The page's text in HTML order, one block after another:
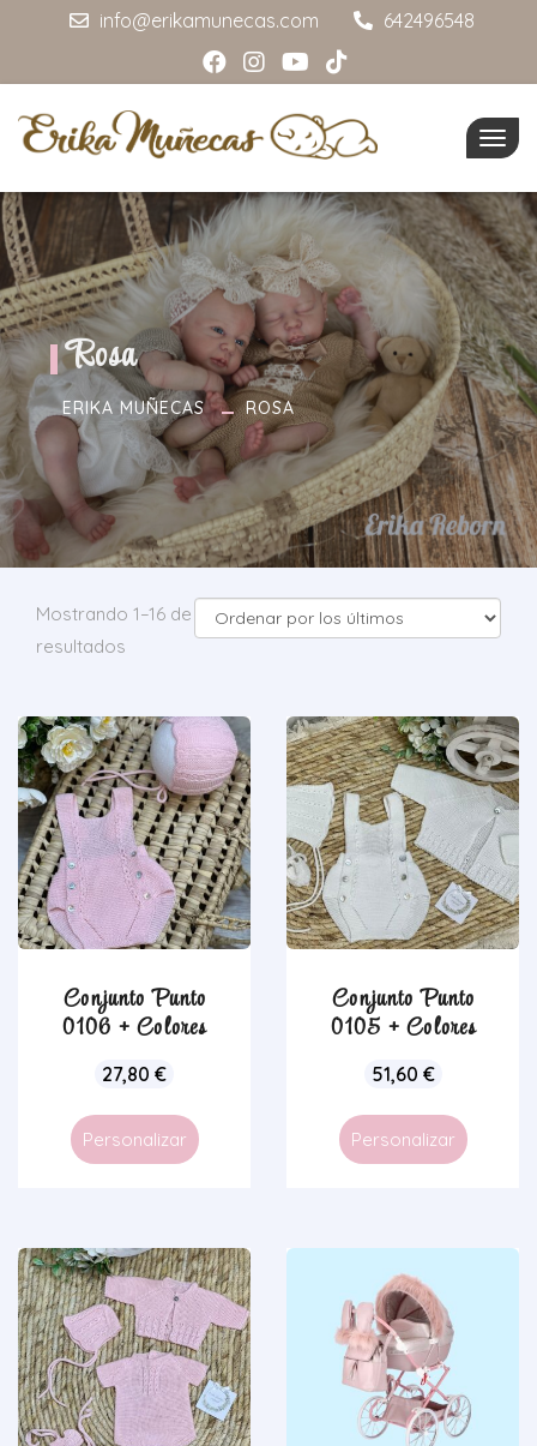
info@erikamunecas.com 642496548
Rosa
ERIKA MUÑECAS ROSA
Mostrando 1–16 de 42
resultados
Conjunto Punto
0106 + Colores
27,80 €
Personalizar
Conjunto Punto
0105 + Colores
51,60 €
Personalizar